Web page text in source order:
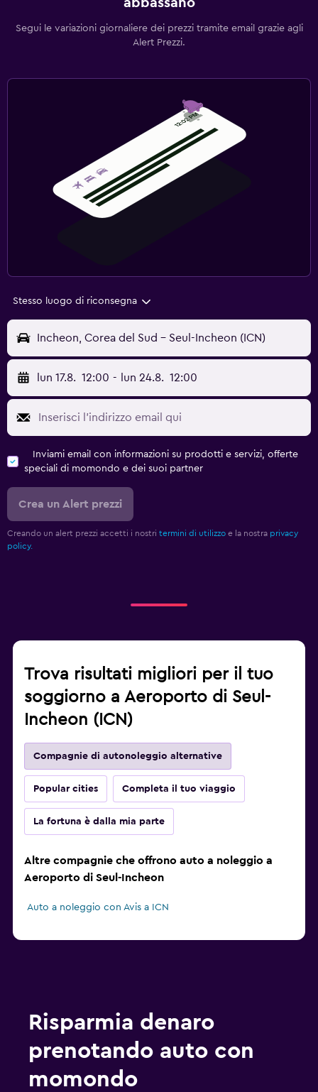
abbassano
Segui le variazioni giornaliere dei prezzi tramite email grazie agli
Alert Prezzi.
Stesso luogo di riconsegna
Incheon, Corea del Sud - Seul-Incheon (ICN)
lun 17.8. 12:00 - lun 24.8. 12:00
Inviami email con informazioni su prodotti e servizi, offerte
speciali di momondo e dei suoi partner
Crea un Alert prezzi
Creando un alert prezzi accetti i nostri termini di utilizzo e la nostra privacy
policy.
Trova risultati migliori per il tuo
soggiorno a Aeroporto di Seul-
Incheon (ICN)
Compagnie di autonoleggio alternative
Popular cities Completa il tuo viaggio
La fortuna è dalla mia parte
Altre compagnie che offrono auto a noleggio a
Aeroporto di Seul-Incheon
Auto a noleggio con Avis a ICN
Risparmia denaro
prenotando auto con
momondo